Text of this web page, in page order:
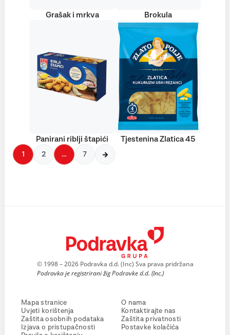
Grašak i mrkva Brokula
Panirani riblji štapići Tjestenina Zlatica 45
1 2 … 7
© 1998 – 2026 Podravka d.d. (Inc) Sva prava pridržana
Podravka je registrirani žig Podravke d.d. (Inc.)
Mapa stranice
Uvjeti korištenja
Zaštita osobnih podataka
Izjava o pristupačnosti
O nama
Kontaktirajte nas
Zaštita privatnosti
Postavke kolačića